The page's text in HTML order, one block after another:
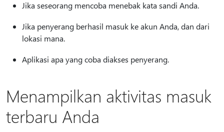
Jika seseorang mencoba menebak kata sandi Anda.
Jika penyerang berhasil masuk ke akun Anda, dan dari
lokasi mana.
Aplikasi apa yang coba diakses penyerang.
Menampilkan aktivitas masuk
terbaru Anda